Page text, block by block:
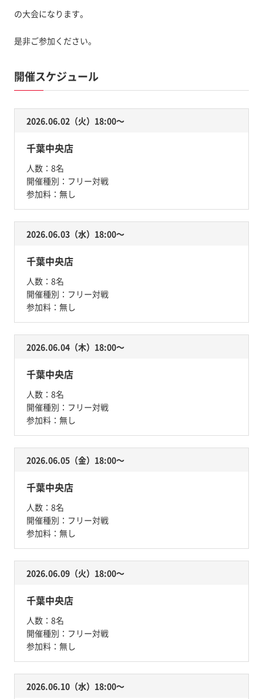
の大会になります。
是非ご参加ください。
開催スケジュール
2026.06.02（火）18:00〜
千葉中央店
人数： 8名
開催種別： フリー対戦
参加料： 無し
2026.06.03（水）18:00〜
千葉中央店
人数： 8名
開催種別： フリー対戦
参加料： 無し
2026.06.04（木）18:00〜
千葉中央店
人数： 8名
開催種別： フリー対戦
参加料： 無し
2026.06.05（金）18:00〜
千葉中央店
人数： 8名
開催種別： フリー対戦
参加料： 無し
2026.06.09（火）18:00〜
千葉中央店
人数： 8名
開催種別： フリー対戦
参加料： 無し
2026.06.10（水）18:00〜